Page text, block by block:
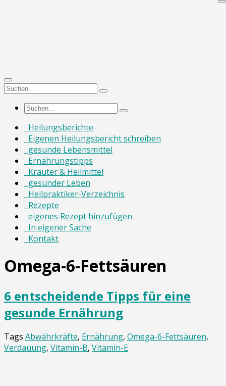
Heilungsberichte
Eigenen Heilungsbericht schreiben
gesunde Lebensmittel
Ernährungstipps
Kräuter & Heilmittel
gesünder Leben
Heilpraktiker-Verzeichnis
Rezepte
eigenes Rezept hinzufügen
In eigener Sache
Kontakt
Omega-6-Fettsäuren
6 entscheidende Tipps für eine
gesunde Ernährung
Tags Abwährkräfte, Ernährung, Omega-6-Fettsäuren,
Verdauung, Vitamin-B, Vitamin-E